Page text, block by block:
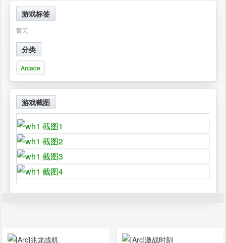
游戏标签
暂无
分类
Arcade
游戏截图